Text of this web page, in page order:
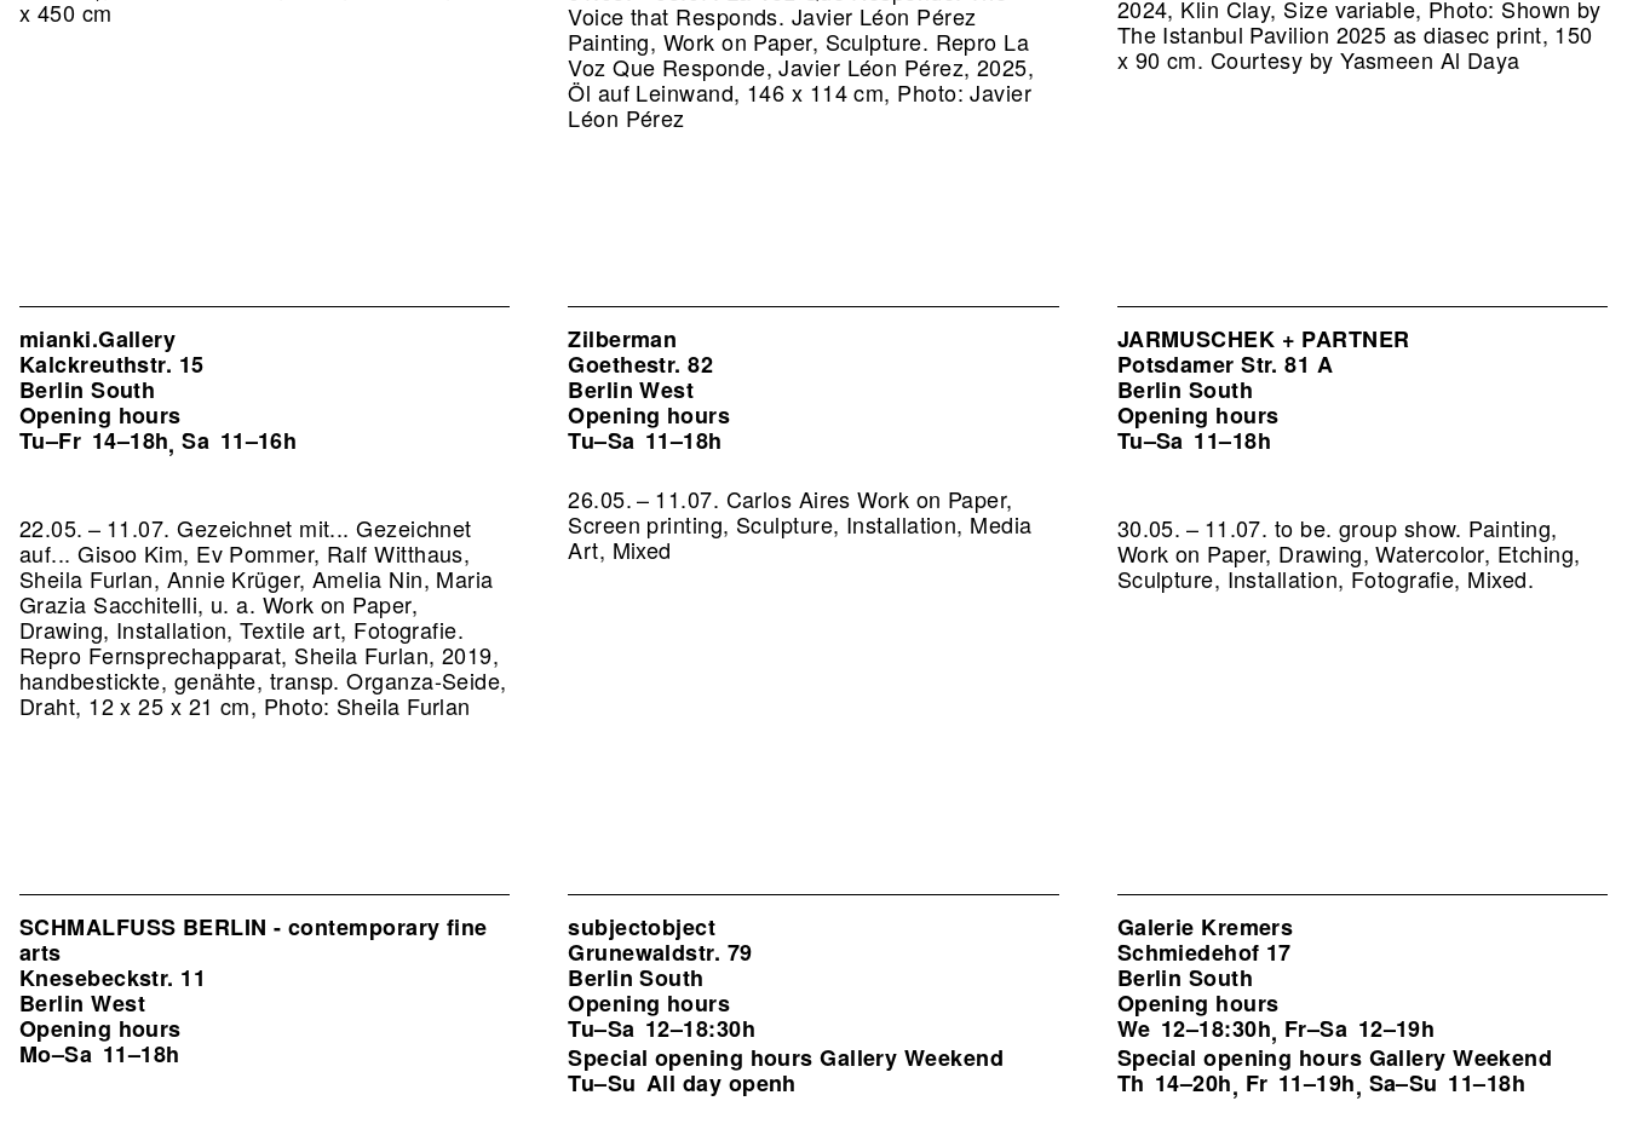
x 450 cm
Voice that Responds. Javier Léon Pérez
Painting, Work on Paper, Sculpture. Repro La
Voz Que Responde, Javier Léon Pérez, 2025,
Öl auf Leinwand, 146 x 114 cm, Photo: Javier
Léon Pérez
2024, Klin Clay, Size variable, Photo: Shown by
The Istanbul Pavilion 2025 as diasec print, 150
x 90 cm. Courtesy by Yasmeen Al Daya
mianki.Gallery
Kalckreuthstr. 15
Berlin South
Opening hours
Tu–Fr 14–18h,Sa 11–16h
22.05. – 11.07. Gezeichnet mit... Gezeichnet
auf... Gisoo Kim, Ev Pommer, Ralf Witthaus,
Sheila Furlan, Annie Krüger, Amelia Nin, Maria
Grazia Sacchitelli, u. a. Work on Paper,
Drawing, Installation, Textile art, Fotografie.
Repro Fernsprechapparat, Sheila Furlan, 2019,
handbestickte, genähte, transp. Organza-Seide,
Draht, 12 x 25 x 21 cm, Photo: Sheila Furlan
Zilberman
Goethestr. 82
Berlin West
Opening hours
Tu–Sa 11–18h
26.05. – 11.07. Carlos Aires Work on Paper,
Screen printing, Sculpture, Installation, Media
Art, Mixed
JARMUSCHEK + PARTNER
Potsdamer Str. 81 A
Berlin South
Opening hours
Tu–Sa 11–18h
30.05. – 11.07. to be. group show. Painting,
Work on Paper, Drawing, Watercolor, Etching,
Sculpture, Installation, Fotografie, Mixed.
SCHMALFUSS BERLIN - contemporary fine
arts
Knesebeckstr. 11
Berlin West
Opening hours
Mo–Sa 11–18h
subjectobject
Grunewaldstr. 79
Berlin South
Opening hours
Tu–Sa 12–18:30h
Special opening hours Gallery Weekend
Tu–Su All day openh
Galerie Kremers
Schmiedehof 17
Berlin South
Opening hours
We 12–18:30h, Fr–Sa 12–19h
Special opening hours Gallery Weekend
Th 14–20h, Fr 11–19h, Sa–Su 11–18h